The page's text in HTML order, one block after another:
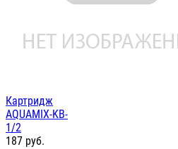
Картридж
AQUAMIX-KB-
1/2
187 руб.